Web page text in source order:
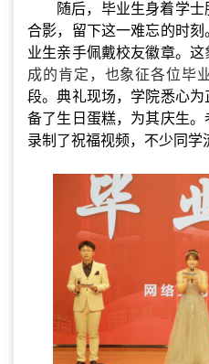
随后，毕业生身着学
合影，留下这一难忘的时
业生亲手佩戴校友徽章。这
成的肯定，也象征各位毕
段。典礼现场，学院悉心
备了生日蛋糕，为其庆生
录制了祝福视频，不少同学